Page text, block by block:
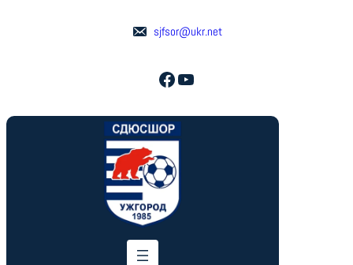
sjfsor@ukr.net
Facebook YouTube